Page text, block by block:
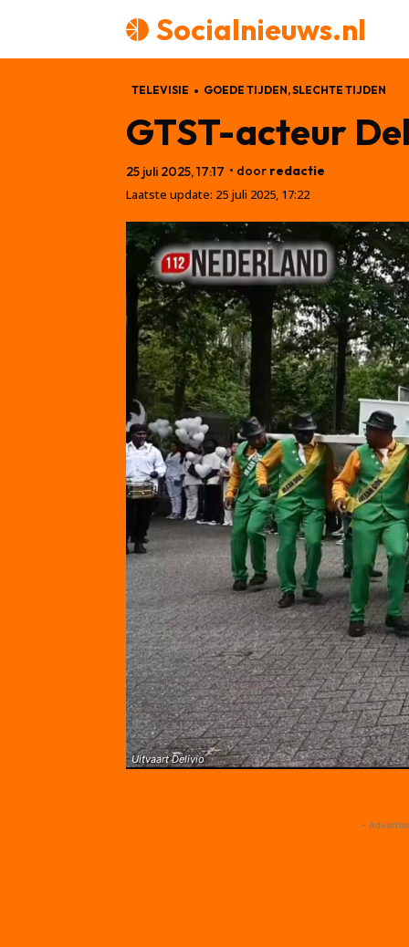
Socialnieuws.nl
TELEVISIE GOEDE TIJDEN, SLECHTE TIJDEN
GTST-acteur
25 juli 2025, 17:17 • door redactie
Laatste update: 25 juli 2025, 17:22
Uitvaart Delivio
-